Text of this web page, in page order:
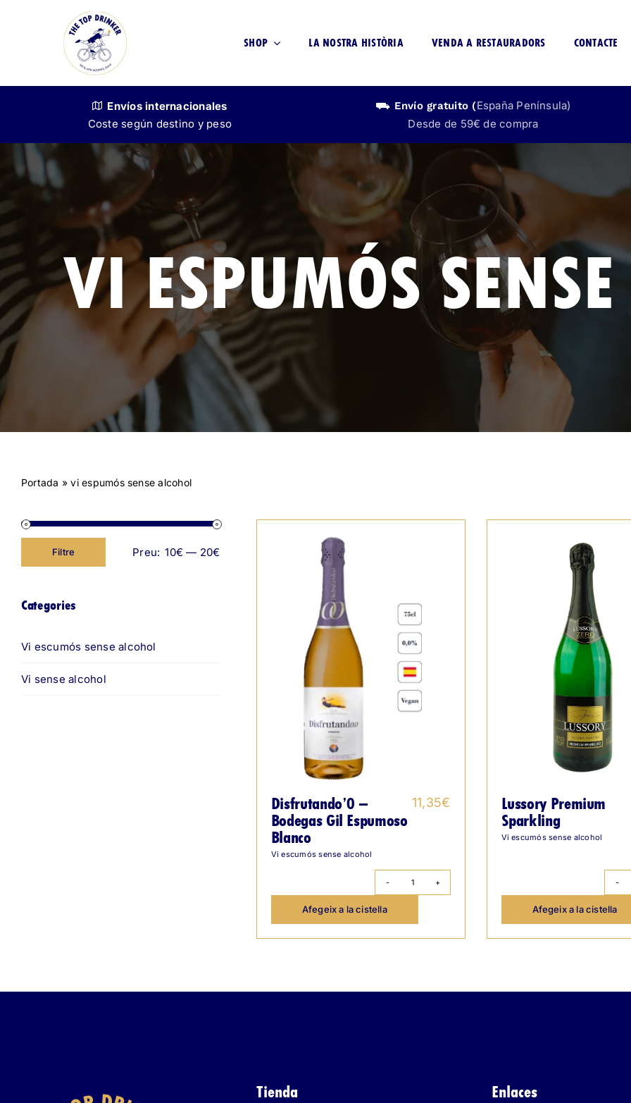
SHOP
VINO
SIN ALCOHOL
CERVEZA
SIN ALCOHOL
LICOR
LA NOSTRA HISTÒRIA VENDA A RESTAURADORS CONTACTE
Envíos internacionales
Coste según destino y peso
⛟ Envíogratuito (España Península)
Desde de 59€ de compra
VI ESPUMÓS SENSE
Portada »vi espumós sense alcohol
Filtre Preu: 10€ — 20€
Categories
Vi escumós sense alcohol
Vi sense alcohol
Disfrutando’0 –
Bodegas Gil Espumoso
Blanco
Vi escumós sense alcohol
11,35€
quantitat
-
Bodegas
Afegeix a la cistella
Lussory Premium
Sparkling
Vi escumós sense alcohol
Afegeix a la cistella
Tienda Enlaces